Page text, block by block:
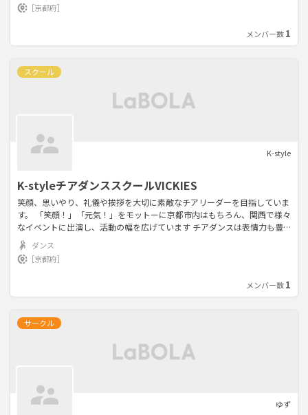
［京都府］
メンバー数1
スクール
K-style
K-styleチアダンススクールVICKIES
笑顔、思いやり、礼儀や挨拶を大切に素敵なチアリーダーを目指していま
す。 「笑顔！」「元気！」をモットーに京都市内はもちろん、関西で様々
なイベントに出演し、活動の幅を広げています チアダンスは表情力も豊
かになり、沢山の人に笑顔と元気を与える素敵なスポーツです。 未経験者
の方も、経験者の方も安心してとても楽しくレッスンが受けられます
ダンス
［京都府］
メンバー数1
サークル
ゆず